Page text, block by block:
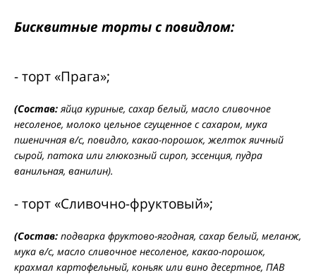
Бисквитные торты с повидлом:
- торт «Прага»;
(Состав: яйца куриные, сахар белый, масло сливочное
несоленое, молоко цельное сгущенное с сахаром, мука
пшеничная в/с, повидло, какао-порошок, желток яичный
сырой, патока или глюкозный сироп, эссенция, пудра
ванильная, ванилин).
- торт «Сливочно-фруктовый»;
(Состав: подварка фруктово-ягодная, сахар белый, меланж,
мука в/с, масло сливочное несоленое, какао-порошок,
крахмал картофельный, коньяк или вино десертное, ПАВ